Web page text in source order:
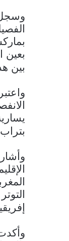
وسجل
بعين
بين